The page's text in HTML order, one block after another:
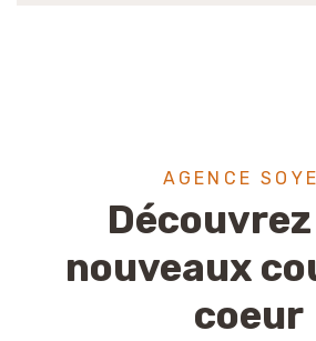
AGENCE
nouveaux
coeur